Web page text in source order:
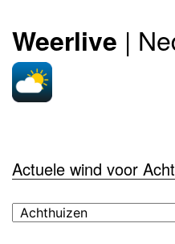
Weerlive |
Actuele wind voor